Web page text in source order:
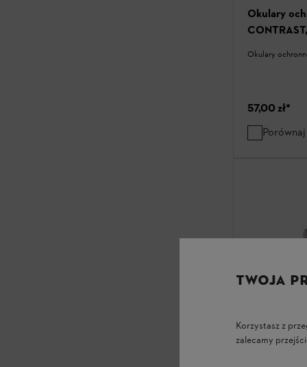
Okulary
Okulary
57,00 zł*
Porównaj
TWOJA
Korzystasz z
zalecamy